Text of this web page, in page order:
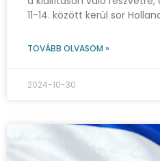
11-14. között kerül sor
TOVÁBB OLVASOM »
2024-10-30